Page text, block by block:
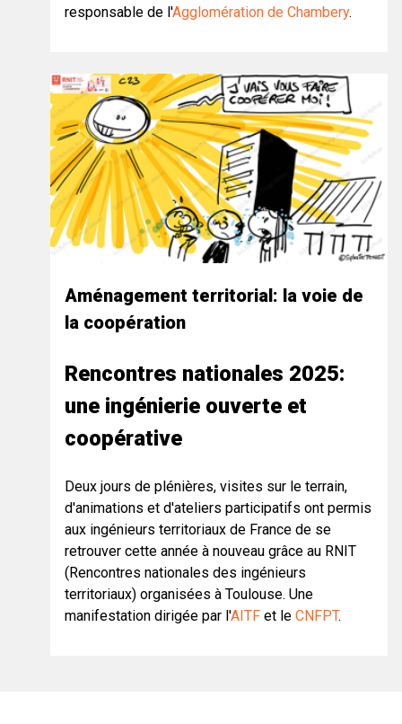
responsable de l'Agglomération de Chambery.
Aménagement territorial: la voie de
la coopération
Rencontres nationales 2025:
une ingénierie ouverte et
coopérative
Deux jours de plénières, visites sur le terrain,
d'animations et d'ateliers participatifs ont permis
aux ingénieurs territoriaux de France de se
retrouver cette année à nouveau grâce au RNIT
(Rencontres nationales des ingénieurs
territoriaux) organisées à Toulouse. Une
manifestation dirigée par l'AITF et le CNFPT.